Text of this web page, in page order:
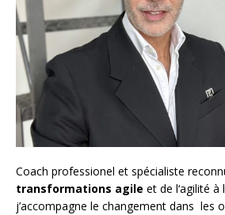
Coach professionel et spécialiste
transformations agile et de l‘agilité à
j’accompagne le changement dans les